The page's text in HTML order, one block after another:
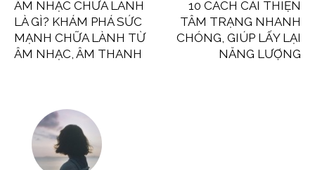
ÂM NHẠC CHỮA LÀNH
LÀ GÌ? KHÁM PHÁ SỨC
MẠNH CHỮA LÀNH TỪ
ÂM NHẠC, ÂM THANH
10 CÁCH CẢI THIỆN
TÂM TRẠNG NHANH
CHÓNG, GIÚP LẤY LẠI
NĂNG LƯỢNG